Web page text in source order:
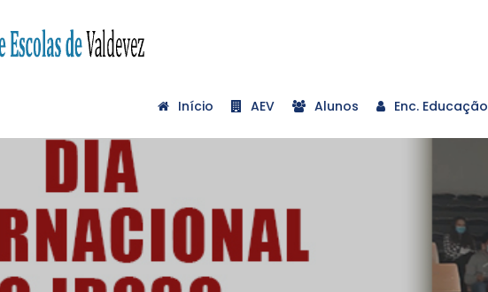
Início AEV Alunos Enc. Educação